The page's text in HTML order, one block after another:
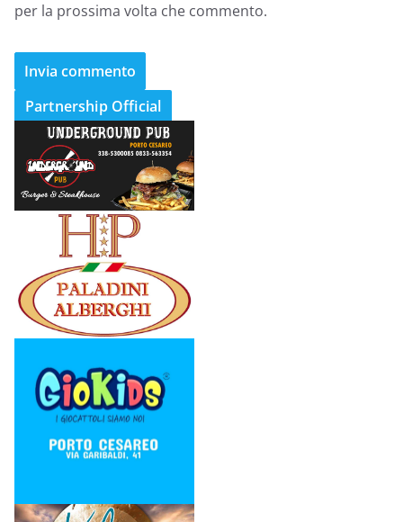
per la prossima volta che commento.
Partnership Official